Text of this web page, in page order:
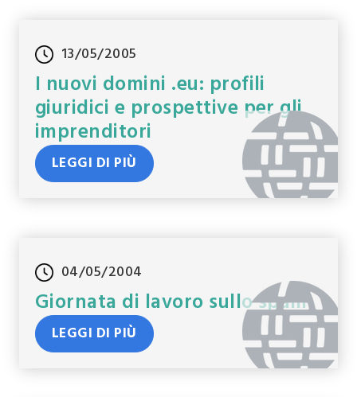
13/05/2005
I nuovi domini .eu: profili
giuridici e prospettive per gli
imprenditori
LEGGI DI PIÙ
04/05/2004
Giornata di lavoro sullo spam
LEGGI DI PIÙ